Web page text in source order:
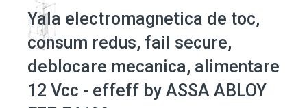
Yala electromagnetica de toc,
consum redus, fail secure,
deblocare mecanica, alimentare
12 Vcc - effeff by ASSA ABLOY